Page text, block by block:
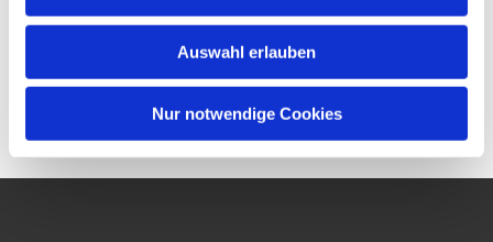
Auswahl erlauben
Nur notwendige Cookies